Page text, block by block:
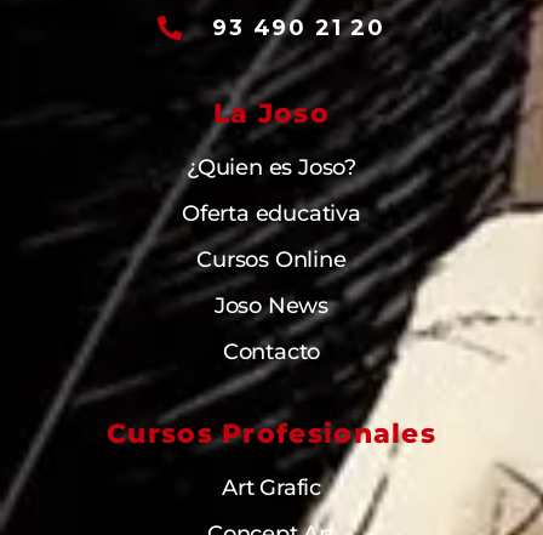
93 490 21 20
La Joso
¿Quien es Joso?
Oferta educativa
Cursos Online
Joso News
Contacto
Cursos Profesionales
Art Grafic